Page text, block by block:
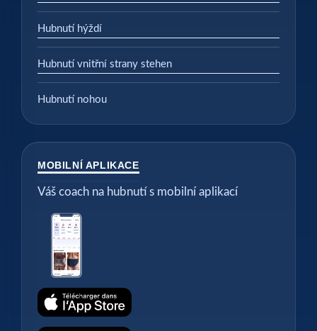
Hubnutí hýždí
Hubnutí vnitřní strany stehen
Hubnutí nohou
MOBILNÍ APLIKACE
Váš coach na hubnutí s mobilní aplikací